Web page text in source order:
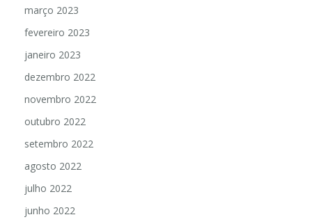
março 2023
fevereiro 2023
janeiro 2023
dezembro 2022
novembro 2022
outubro 2022
setembro 2022
agosto 2022
julho 2022
junho 2022